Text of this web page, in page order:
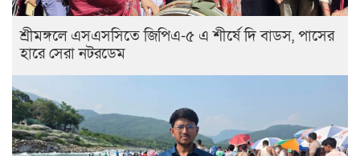
শ্রীমঙ্গলে এসএসসিতে জিপিএ-৫ এ শীর্ষে দি বাডস, পাসের
হারে সেরা নটরডেম